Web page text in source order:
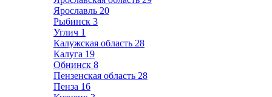
Ярославль 20
Рыбинск 3
Углич 1
Калужская область 28
Калуга 19
Обнинск 8
Пензенская область 28
Пенза 16